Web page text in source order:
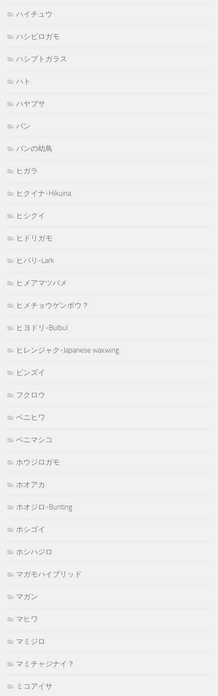
ハイチュウ
ハシビロガモ
ハシブトガラス
ハト
ハヤブサ
バン
バンの幼鳥
ヒガラ
ヒクイナ-Hikuina
ヒシクイ
ヒドリガモ
ヒバリ-Lark
ヒメアマツバメ
ヒメチョウゲンボウ？
ヒヨドリ-Bulbul
ヒレンジャク-Japanese waxwing
ビンズイ
フクロウ
ベニヒワ
ベニマシコ
ホウジロガモ
ホオアカ
ホオジロ-Bunting
ホシゴイ
ホシハジロ
マガモハイブリッド
マガン
マヒワ
マミジロ
マミチャジナイ？
ミコアイサ